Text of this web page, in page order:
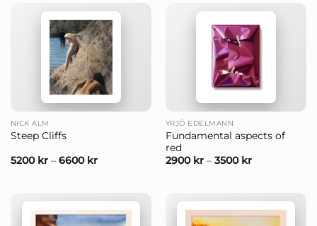
NICK ALM
Steep Cliffs
5200 kr– 6600 kr
YRJÖ EDELMANN
Fundamental aspects of
red
2900 kr– 3500 kr